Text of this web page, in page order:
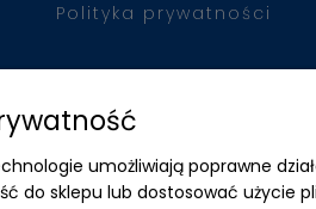
Polityka prywatności
umożliwiają poprawne
do sklepu lub dostosować użycie